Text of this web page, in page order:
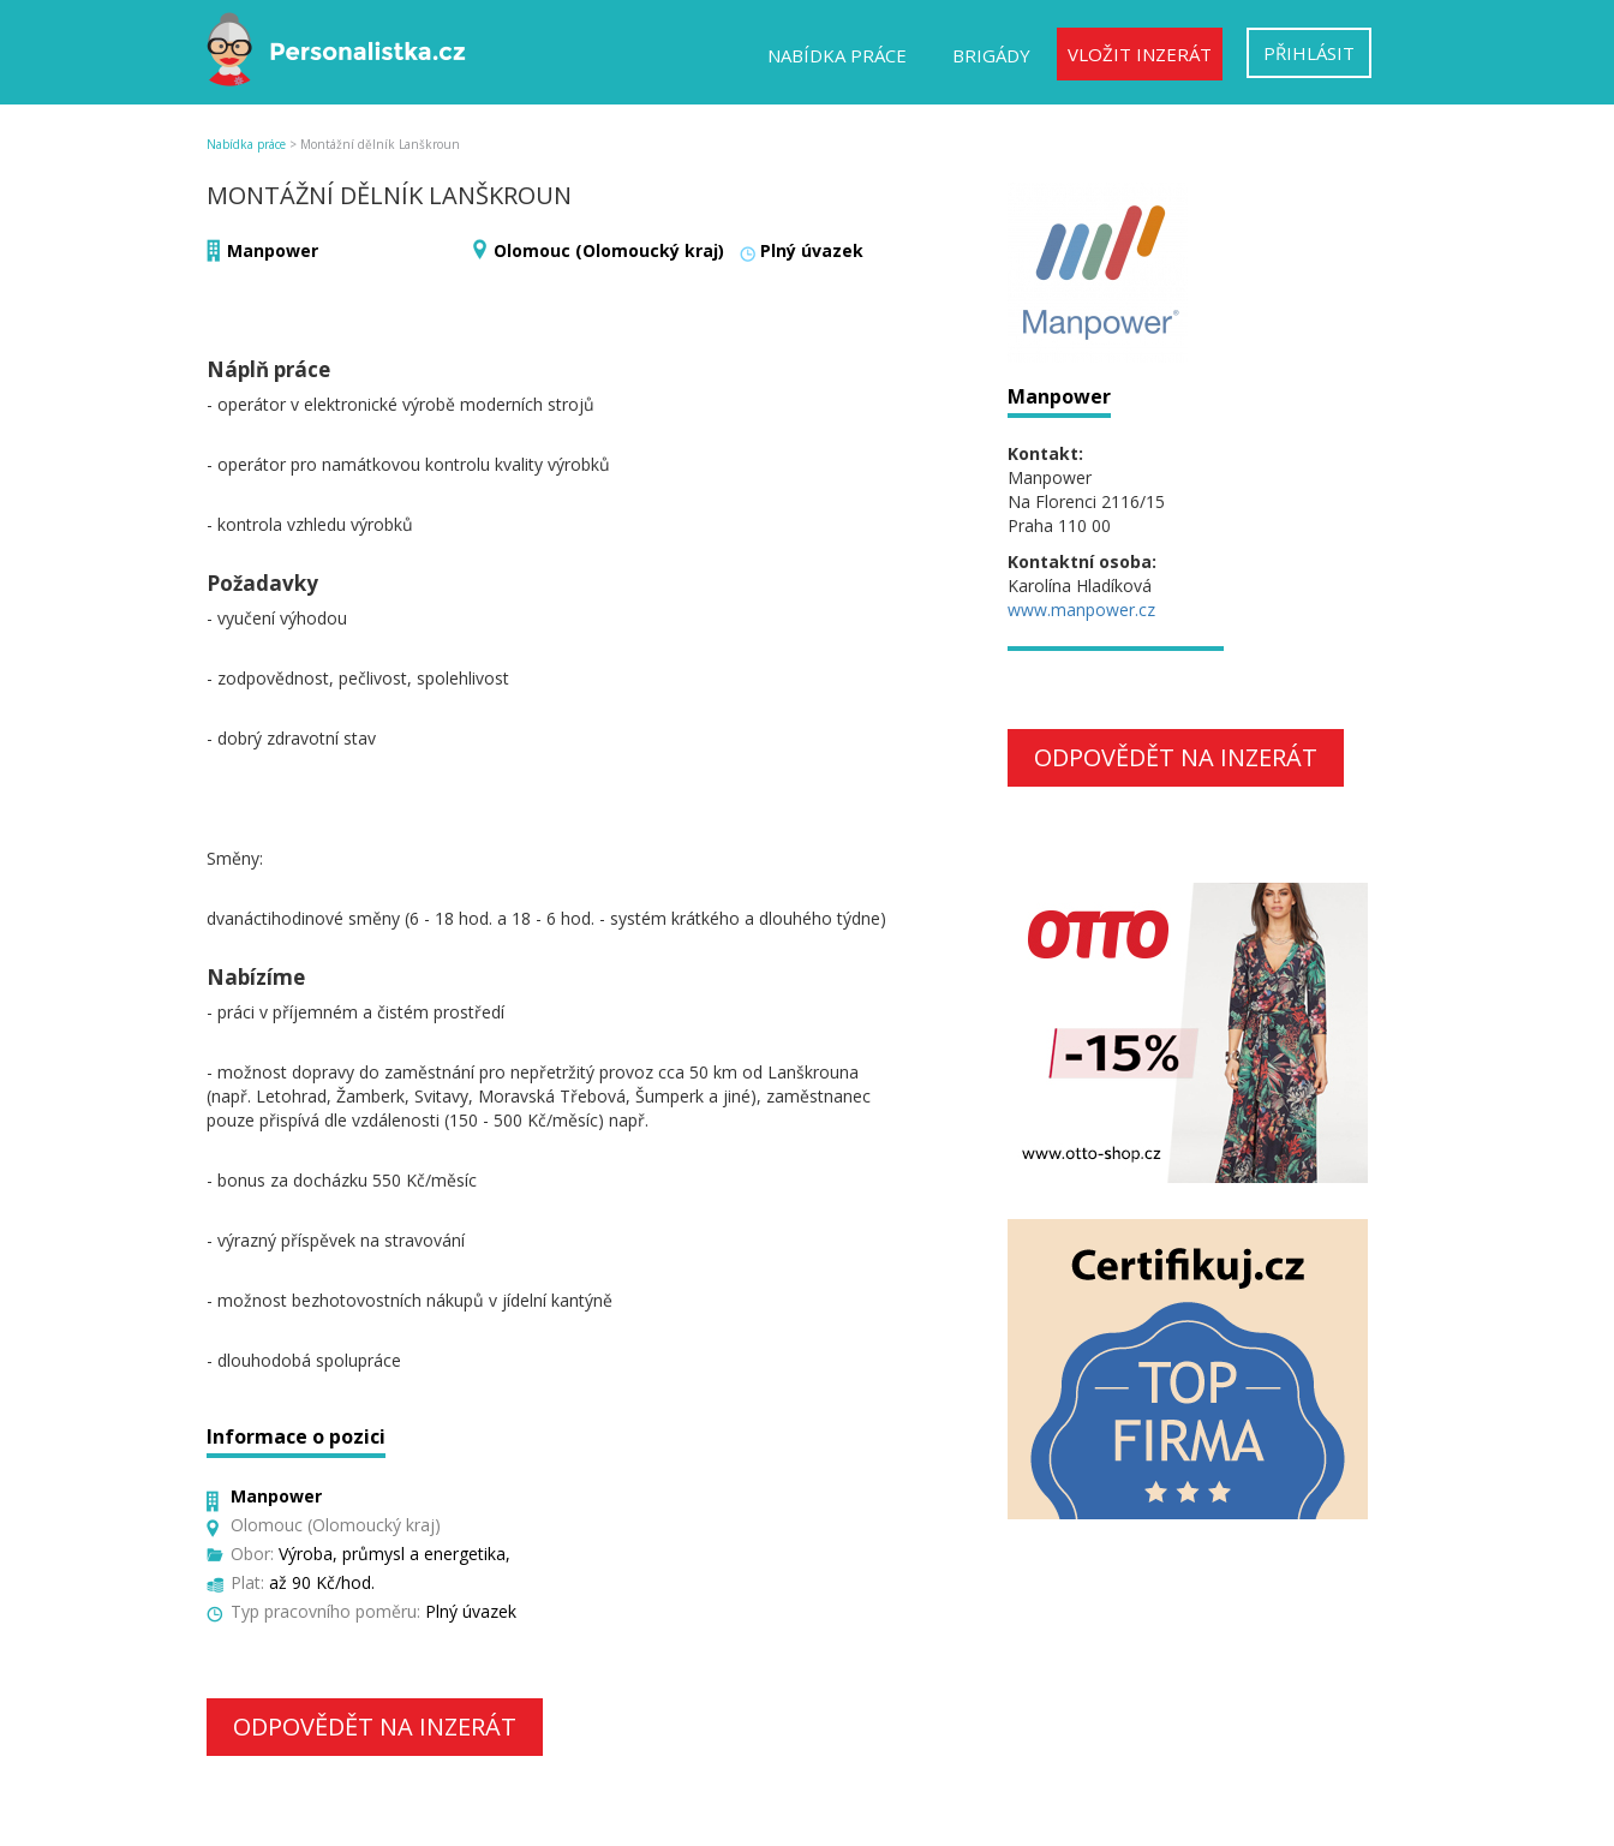
NABÍDKA PRÁCE BRIGÁDY VLOŽIT INZERÁT PŘIHLÁSIT
Nabídka práce > Montážní dělník Lanškroun
MONTÁŽNÍ DĚLNÍK LANŠKROUN
Manpower Olomouc (Olomoucký kraj) Plný úvazek
Náplň práce
- operátor v elektronické výrobě moderních strojů
- operátor pro namátkovou kontrolu kvality výrobků
- kontrola vzhledu výrobků
Požadavky
- vyučení výhodou
- zodpovědnost, pečlivost, spolehlivost
- dobrý zdravotní stav
Směny:
dvanáctihodinové směny (6 - 18 hod. a 18 - 6 hod. - systém krátkého a dlouhého týdne)
Nabízíme
- práci v příjemném a čistém prostředí
- možnost dopravy do zaměstnání pro nepřetržitý provoz cca 50 km od Lanškrouna
(např. Letohrad, Žamberk, Svitavy, Moravská Třebová, Šumperk a jiné), zaměstnanec
pouze přispívá dle vzdálenosti (150 - 500 Kč/měsíc) např.
- bonus za docházku 550 Kč/měsíc
- výrazný příspěvek na stravování
- možnost bezhotovostních nákupů v jídelní kantýně
- dlouhodobá spolupráce
Informace o pozici
Manpower
Olomouc (Olomoucký kraj)
Obor: Výroba, průmysl a energetika,
Plat: až 90 Kč/hod.
Typ pracovního poměru: Plný úvazek
ODPOVĚDĚT NA INZERÁT
Manpower
Kontakt:
Manpower
Na Florenci 2116/15
Praha 110 00
Kontaktní osoba:
Karolína Hladíková
www.manpower.cz
ODPOVĚDĚT NA INZERÁT